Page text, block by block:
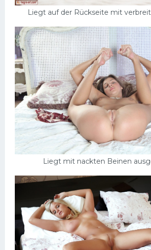
Liegt auf der Rückseite mit
Liegt mit nackten Beinen